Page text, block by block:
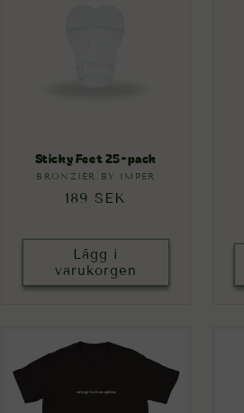
Sticky Feet 25-pack
Säljare:
BRONZIÉR BY IMPER
Ordinarie
189 SEK
Lägg i
varukorgen